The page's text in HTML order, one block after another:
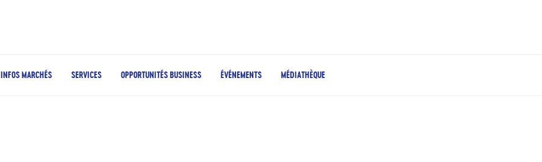
INFOS MARCHÉS SERVICES OPPORTUNITÉS BUSINESS ÉVÉNEMENTS MÉDIATHÈQUE